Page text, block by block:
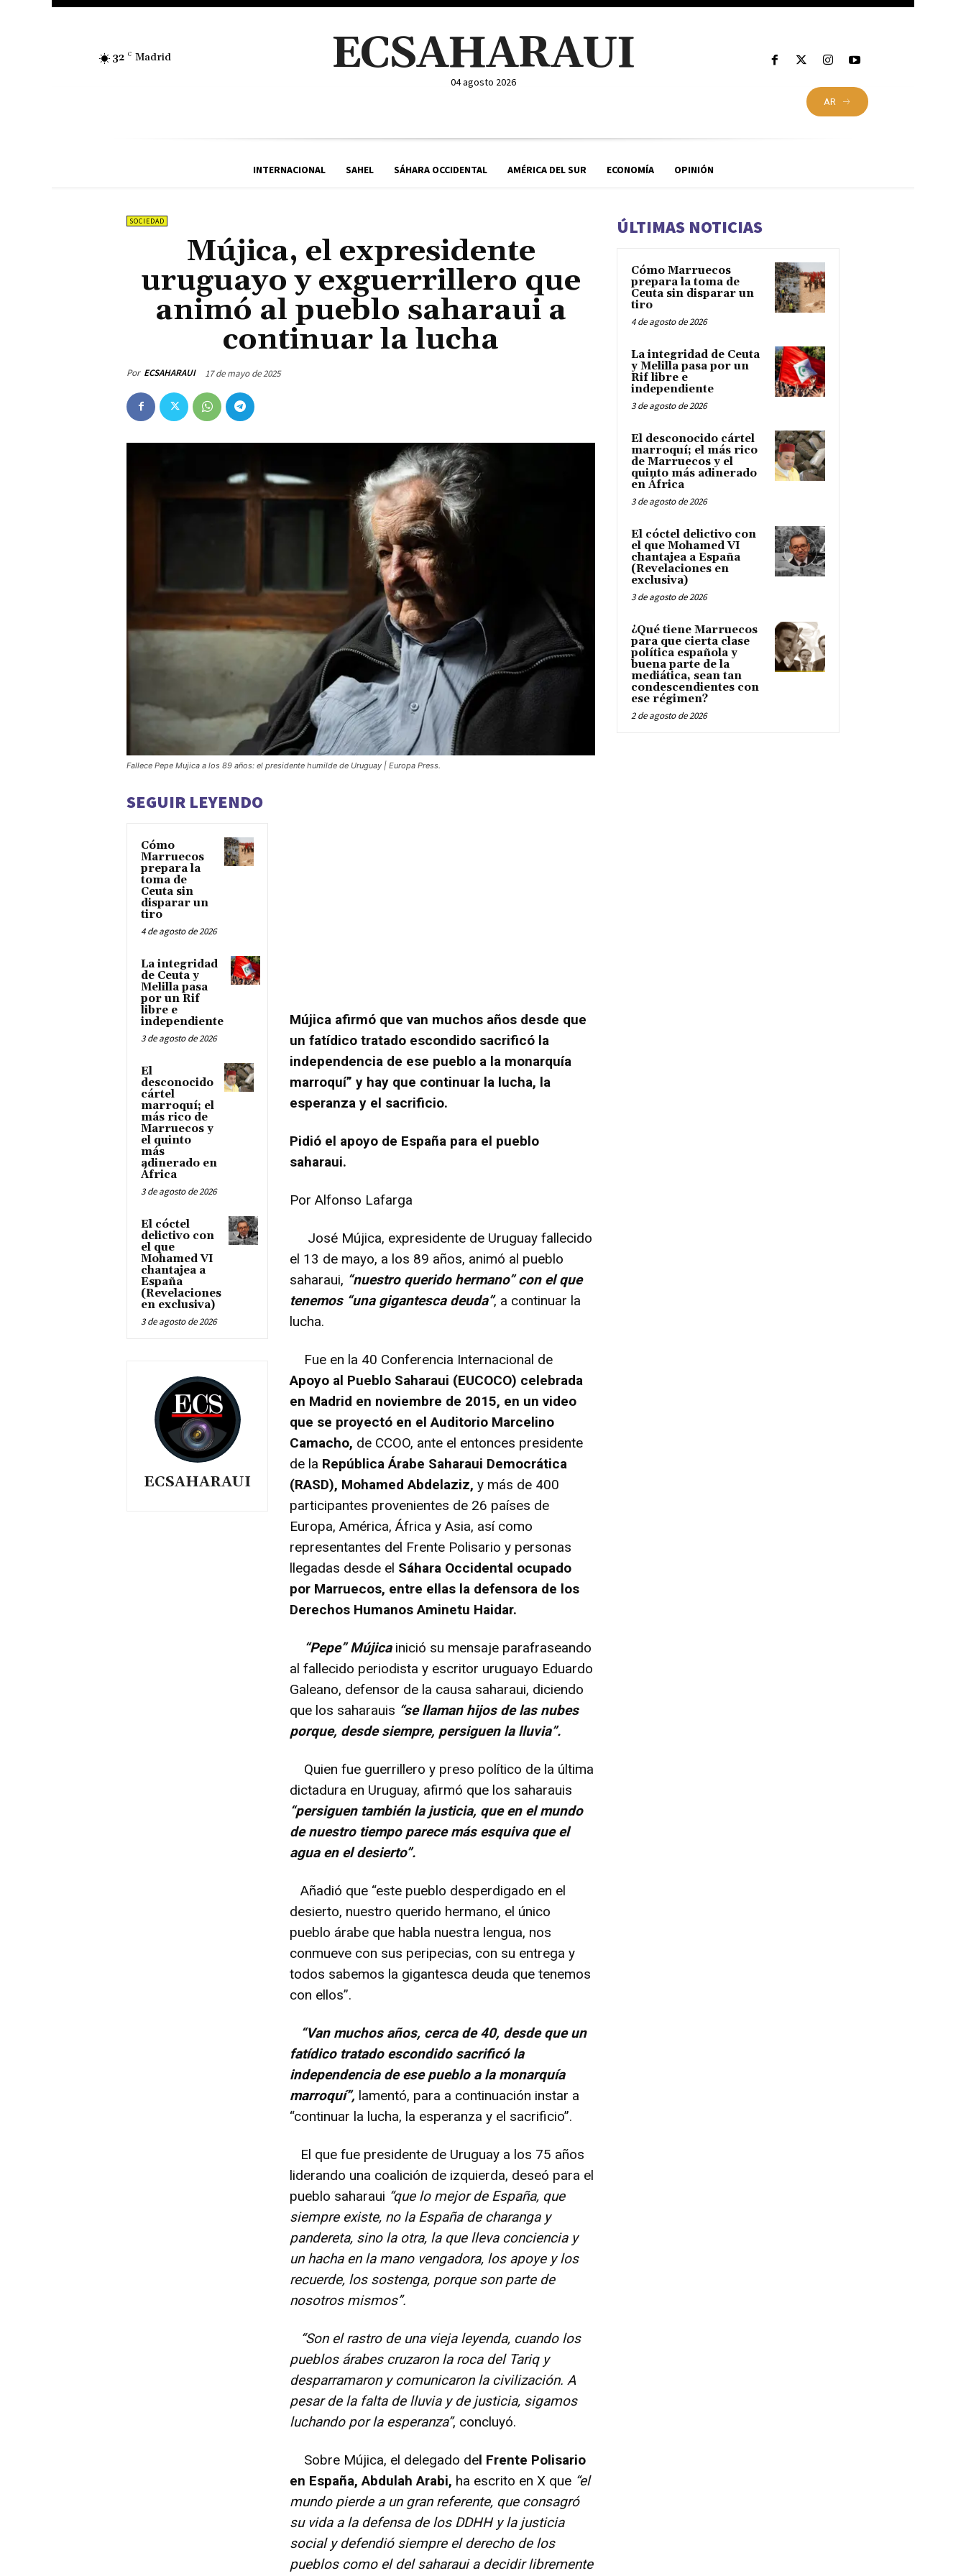
32 C Madrid ECSAHARAUI
04 agosto 2026
AR
INTERNACIONAL SAHEL SÁHARA OCCIDENTAL AMÉRICA DEL SUR ECONOMÍA OPINIÓN
SOCIEDAD
Mújica, el expresidente
uruguayo y exguerrillero que
animó al pueblo saharaui a
continuar la lucha
Por ECSAHARAUI 17 de mayo de 2025
Fallece Pepe Mujica a los 89 años: el presidente humilde de Uruguay | Europa Press.
SEGUIR LEYENDO
Cómo
Marruecos
prepara la
toma de
Ceuta sin
disparar un
tiro
4 de agosto de 2026
La integridad
de Ceuta y
Melilla pasa
por un Rif
libre e
independiente
3 de agosto de 2026
El
desconocido
cártel
marroquí; el
más rico de
Marruecos y
el quinto
más
adinerado en
África
3 de agosto de 2026
El cóctel
delictivo con
el que
Mohamed VI
chantajea a
España
(Revelaciones
en exclusiva)
3 de agosto de 2026
ECSAHARAUI
Mújica afirmó que van muchos años desde que
un fatídico tratado escondido sacrificó la
independencia de ese pueblo a la monarquía
marroquí” y hay que continuar la lucha, la
esperanza y el sacrificio.
Pidió el apoyo de España para el pueblo
saharaui.
Por Alfonso Lafarga
José Mújica, expresidente de Uruguay fallecido
el 13 de mayo, a los 89 años, animó al pueblo
saharaui, “nuestro querido hermano” con el que
tenemos “una gigantesca deuda”, a continuar la
lucha.
Fue en la 40 Conferencia Internacional de
Apoyo al Pueblo Saharaui (EUCOCO) celebrada
en Madrid en noviembre de 2015, en un video
que se proyectó en el Auditorio Marcelino
Camacho, de CCOO, ante el entonces presidente
de la República Árabe Saharaui Democrática
(RASD), Mohamed Abdelaziz, y más de 400
participantes provenientes de 26 países de
Europa, América, África y Asia, así como
representantes del Frente Polisario y personas
llegadas desde el Sáhara Occidental ocupado
por Marruecos, entre ellas la defensora de los
Derechos Humanos Aminetu Haidar.
“Pepe” Mújica inició su mensaje parafraseando
al fallecido periodista y escritor uruguayo Eduardo
Galeano, defensor de la causa saharaui, diciendo
que los saharauis “se llaman hijos de las nubes
porque, desde siempre, persiguen la lluvia”.
Quien fue guerrillero y preso político de la última
dictadura en Uruguay, afirmó que los saharauis
“persiguen también la justicia, que en el mundo
de nuestro tiempo parece más esquiva que el
agua en el desierto”.
Añadió que “este pueblo desperdigado en el
desierto, nuestro querido hermano, el único
pueblo árabe que habla nuestra lengua, nos
conmueve con sus peripecias, con su entrega y
todos sabemos la gigantesca deuda que tenemos
con ellos”.
“Van muchos años, cerca de 40, desde que un
fatídico tratado escondido sacrificó la
independencia de ese pueblo a la monarquía
marroquí”, lamentó, para a continuación instar a
“continuar la lucha, la esperanza y el sacrificio”.
El que fue presidente de Uruguay a los 75 años
liderando una coalición de izquierda, deseó para el
pueblo saharaui “que lo mejor de España, que
siempre existe, no la España de charanga y
pandereta, sino la otra, la que lleva conciencia y
un hacha en la mano vengadora, los apoye y los
recuerde, los sostenga, porque son parte de
nosotros mismos”.
“Son el rastro de una vieja leyenda, cuando los
pueblos árabes cruzaron la roca del Tariq y
desparramaron y comunicaron la civilización. A
pesar de la falta de lluvia y de justicia, sigamos
luchando por la esperanza”, concluyó.
Sobre Mújica, el delegado del Frente Polisario
en España, Abdulah Arabi, ha escrito en X que “el
mundo pierde a un gran referente, que consagró
su vida a la defensa de los DDHH y la justicia
social y defendió siempre el derecho de los
pueblos como el del saharaui a decidir libremente
ÚLTIMAS NOTICIAS
Cómo Marruecos
prepara la toma de
Ceuta sin disparar un
tiro
4 de agosto de 2026
La integridad de Ceuta
y Melilla pasa por un
Rif libre e
independiente
3 de agosto de 2026
El desconocido cártel
marroquí; el más rico
de Marruecos y el
quinto más adinerado
en África
3 de agosto de 2026
El cóctel delictivo con
el que Mohamed VI
chantajea a España
(Revelaciones en
exclusiva)
3 de agosto de 2026
¿Qué tiene Marruecos
para que cierta clase
política española y
buena parte de la
mediática, sean tan
condescendientes con
ese régimen?
2 de agosto de 2026